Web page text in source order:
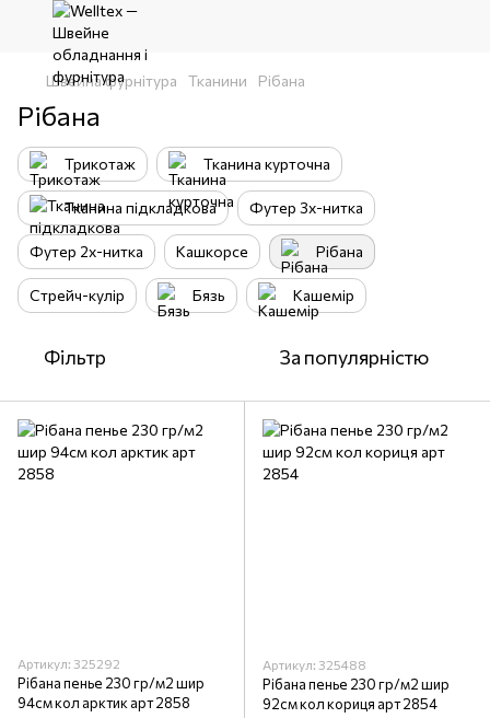
Швейна фурнітура Тканини Рібана
Рібана
Трикотаж Тканина курточна
Тканина підкладкова Футер 3х-нитка
Футер 2х-нитка Кашкорсе Рібана
Стрейч-кулір Бязь Кашемір
Фільтр За популярністю
Артикул: 325292
Рібана пенье 230 гр/м2 шир
94см кол арктик арт 2858
Артикул: 325488
Рібана пенье 230 гр/м2 шир
92см кол кориця арт 2854